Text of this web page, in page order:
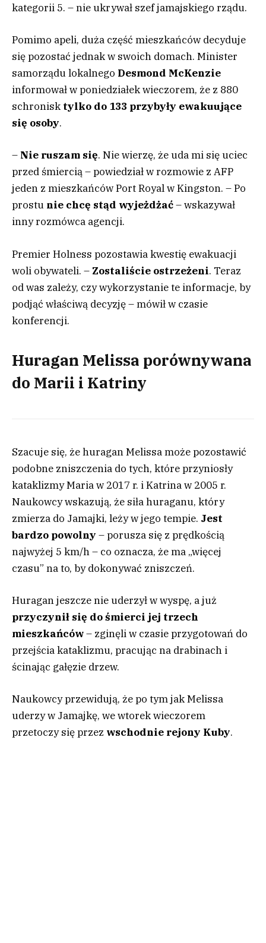
kategorii 5. – nie ukrywał szef jamajskiego rządu.
Pomimo apeli, duża część mieszkańców decyduje
się pozostać jednak w swoich domach. Minister
samorządu lokalnego Desmond McKenzie
informował w poniedziałek wieczorem, że z 880
schronisk tylko do 133 przybyły ewakuujące
się osoby.
– Nie ruszam się. Nie wierzę, że uda mi się uciec
przed śmiercią – powiedział w rozmowie z AFP
jeden z mieszkańców Port Royal w Kingston. – Po
prostu nie chcę stąd wyjeżdżać– wskazywał
inny rozmówca agencji.
Premier Holness pozostawia kwestię ewakuacji
woli obywateli. – Zostaliście ostrzeżeni. Teraz
od was zależy, czy wykorzystanie te informacje, by
podjąć właściwą decyzję – mówił w czasie
konferencji.
Huragan Melissa porównywana
do Marii i Katriny
Szacuje się, że huragan Melissa może pozostawić
podobne zniszczenia do tych, które przyniosły
kataklizmy Maria w 2017 r. i Katrina w 2005 r.
Naukowcy wskazują, że siła huraganu, który
zmierza do Jamajki, leży w jego tempie. Jest
bardzo powolny – porusza się z prędkością
najwyżej 5 km/h – co oznacza, że ma „więcej
czasu” na to, by dokonywać zniszczeń.
Huragan jeszcze nie uderzył w wyspę, a już
przyczynił się do śmierci jej trzech
mieszkańców– zginęli w czasie przygotowań do
przejścia kataklizmu, pracując na drabinach i
ścinając gałęzie drzew.
Naukowcy przewidują, że po tym jak Melissa
uderzy w Jamajkę, we wtorek wieczorem
przetoczy się przez wschodnie rejony Kuby.